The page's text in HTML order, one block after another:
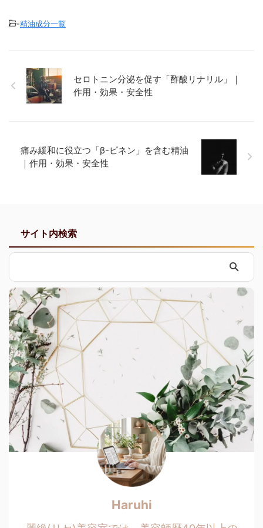
-精油成分一覧
セロトニン分泌を促す「酢酸リナリル」｜
作用・効果・安全性
痛み緩和に役立つ「β-ピネン」を含む精油
｜作用・効果・安全性
サイト内検索
Haruhi